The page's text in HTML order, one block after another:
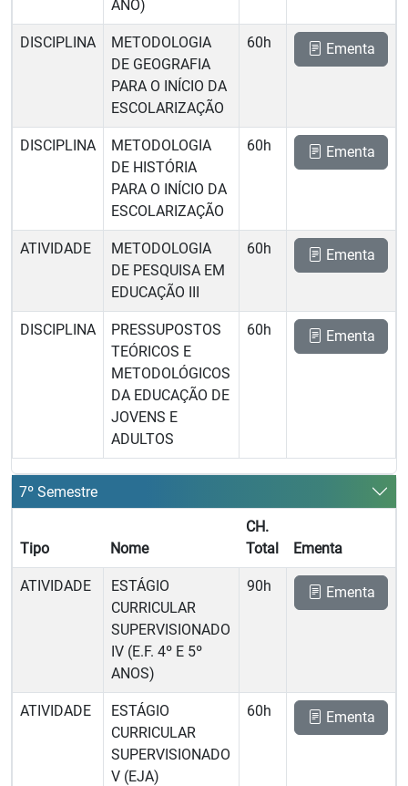
ANO)
DISCIPLINA
METODOLOGIA
DE GEOGRAFIA
PARA O INÍCIO DA
ESCOLARIZAÇÃO
60h Ementa
DISCIPLINA
METODOLOGIA
DE HISTÓRIA
PARA O INÍCIO DA
ESCOLARIZAÇÃO
60h Ementa
ATIVIDADE
METODOLOGIA
DE PESQUISA EM
EDUCAÇÃO III
60h Ementa
DISCIPLINA
PRESSUPOSTOS
TEÓRICOS E
METODOLÓGICOS
DA EDUCAÇÃO DE
JOVENS E
ADULTOS
60h Ementa
7º Semestre
Tipo Nome
CH.
Total
Ementa
ATIVIDADE
ESTÁGIO
CURRICULAR
SUPERVISIONADO
IV (E.F. 4º E 5º
ANOS)
90h Ementa
ATIVIDADE
ESTÁGIO
CURRICULAR
SUPERVISIONADO
V (EJA)
60h Ementa